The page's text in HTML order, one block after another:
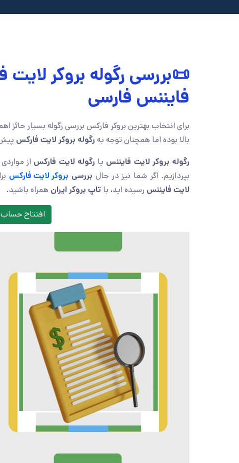
📜بررسی رگوله بروکر
فایننس فارسی
برای انتخاب بهترین بروکر فارکس بررسی رگوله بسیار حائز
بالا بوده اما همچنان توجه به رگوله بروکر لایت فارکس
رگوله بروکر لایت فایننس یا رگوله لایت فارکس از
بپردازیم. اگر شما نیز در حال بررسی بروکر لایت فارکس
لایت فایننس رسیده اید، با تاپ بروکر ایران همراه باشید.
افتتاح